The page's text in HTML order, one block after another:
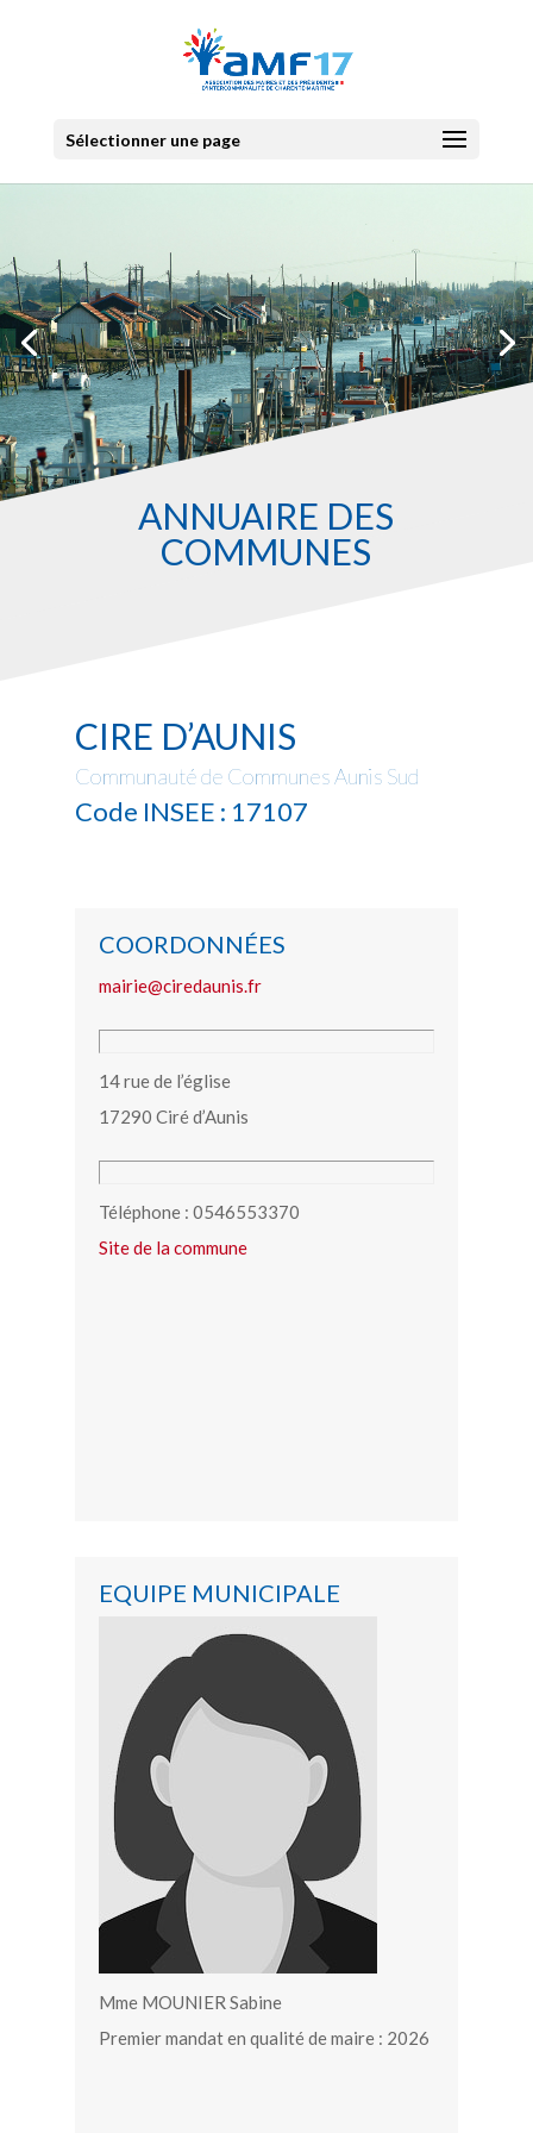
Sélectionner une page
ANNUAIRE DES
COMMUNES
CIRE D’AUNIS
Communauté de Communes Aunis Sud
Code INSEE : 17107
COORDONNÉES
mairie@ciredaunis.fr
14 rue de l’église
17290 Ciré d’Aunis
Téléphone : 0546553370
Site de la commune
EQUIPE MUNICIPALE
Mme MOUNIER Sabine
Premier mandat en qualité de maire : 2026